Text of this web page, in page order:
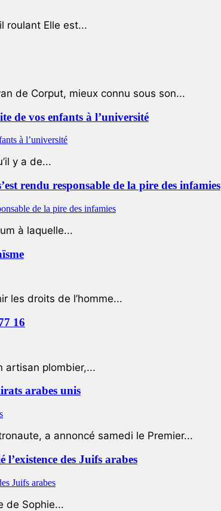
roulant Elle est...
de Corput, mieux connu sous son...
de vos enfants à l’université
y a de...
rendu responsable de la pire des infamies
à laquelle...
les droits de l’homme...
16
artisan plombier,...
arabes unis
a annoncé samedi le Premier...
l’existence des Juifs arabes
de Sophie...